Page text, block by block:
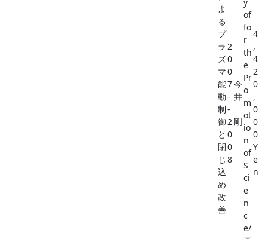
よ
る
プ
ラ
ズ
マ
能
動
制
御
と
閉
じ
込
め
改
善
2
0
0
7
-
-
2
0
0
8
今
井
剛
of
fo
r
th
e
Pr
o
m
ot
io
n
of
S
ci
e
n
c
e/
4
,
4
2
0
,
0
0
0
Y
e
n